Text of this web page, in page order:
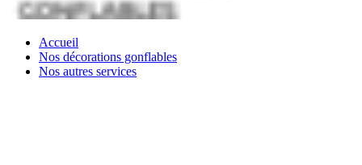
Accueil
Nos décorations gonflables
Nos autres services